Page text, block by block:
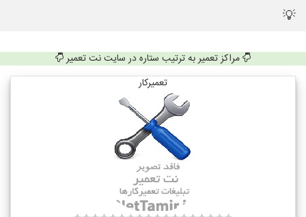
💡
مراکز تعمیر به ترتیب ستاره در سایت نت تعمیر
تعمیرکار